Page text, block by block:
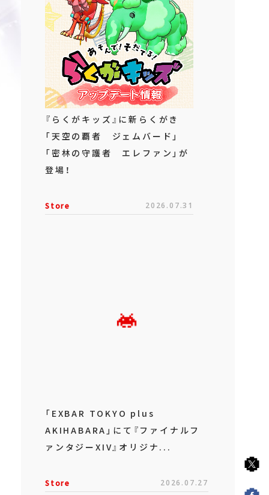
『らくがキッズ』に新らくがき
「天空の覇者 ジェムバード」
「密林の守護者 エレファン」が
登場！
Store 2026.07.31
「EXBAR TOKYO plus
AKIHABARA」にて『ファイナルフ
ァンタジーXIV』オリジナ...
Store 2026.07.27